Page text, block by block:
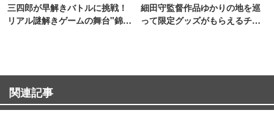
三四郎が早解きバトルに挑戦！
リアル謎解きゲームの舞台"錦糸
細田守監督作品ゆかりの地を巡
って限定グッズがもらえるチャ
関連記事